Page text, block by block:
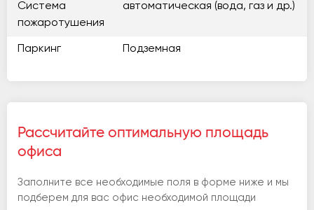
Система
пожаротушения
автоматическая (вода, газ и др.)
Паркинг Подземная
Рассчитайте оптимальную площадь
офиса
Заполните все необходимые поля в форме ниже и мы
подберем для вас офис необходимой площади